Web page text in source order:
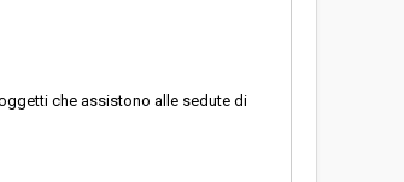
che assistono alle sedute di